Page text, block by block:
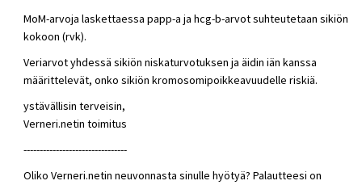
MoM-arvoja laskettaessa papp-a ja hcg-b-arvot suhteutetaan sikiön
kokoon (rvk).
Veriarvot yhdessä sikiön niskaturvotuksen ja äidin iän kanssa
määrittelevät, onko sikiön kromosomipoikkeavuudelle riskiä.
ystävällisin terveisin,
Verneri.netin toimitus
--------------------------------
Oliko Verneri.netin neuvonnasta sinulle hyötyä? Palautteesi on